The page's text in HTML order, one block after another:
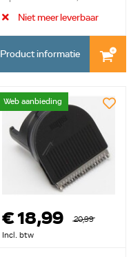
Niet meer leverbaar
Product informatie
Web aanbieding
€ 18,99
20,99
Incl. btw